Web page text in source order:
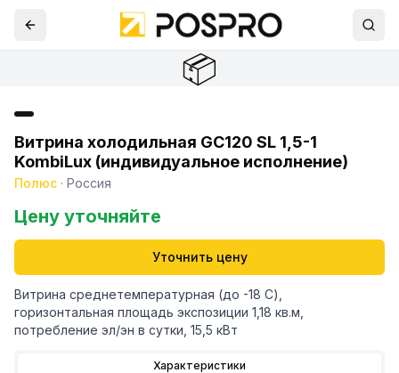
📦
Витрина холодильная GС120 SL 1,5-1
KombiLux (индивидуальное исполнение)
Полюс · Россия
Цену уточняйте
Уточнить цену
Витрина среднетемпературная (до -18 С),
горизонтальная площадь экспозиции 1,18 кв.м,
потребление эл/эн в сутки, 15,5 кВт
Характеристики